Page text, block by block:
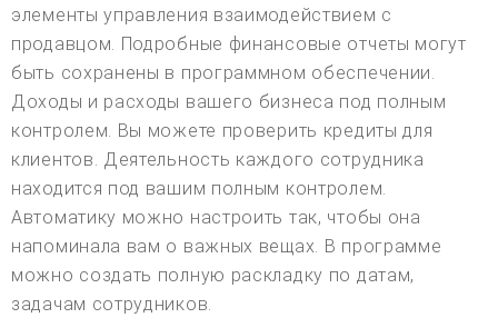
элементы управления взаимодействием с
продавцом. Подробные финансовые отчеты могут
быть сохранены в программном обеспечении.
Доходы и расходы вашего бизнеса под полным
контролем. Вы можете проверить кредиты для
клиентов. Деятельность каждого сотрудника
находится под вашим полным контролем.
Автоматику можно настроить так, чтобы она
напоминала вам о важных вещах. В программе
можно создать полную раскладку по датам,
задачам сотрудников.